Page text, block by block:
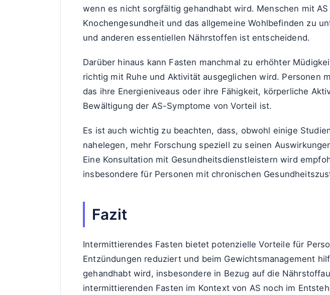
wenn es nicht sorgfältig gehandhabt wird. Menschen mit
Knochengesundheit und das allgemeine Wohlbefinden zu
und anderen essentiellen Nährstoffen ist entscheidend.
Darüber hinaus kann Fasten manchmal zu erhöhter
richtig mit Ruhe und Aktivität ausgeglichen wird. Personen
das ihre Energieniveaus oder ihre Fähigkeit, körperliche
Bewältigung der AS-Symptome von Vorteil ist.
Es ist auch wichtig zu beachten, dass, obwohl einige
nahelegen, mehr Forschung speziell zu seinen
Eine Konsultation mit Gesundheitsdienstleistern wird
insbesondere für Personen mit chronischen
Fazit
Intermittierendes Fasten bietet potenzielle Vorteile für
Entzündungen reduziert und beim Gewichtsmanagement
gehandhabt wird, insbesondere in Bezug auf die
intermittierenden Fasten im Kontext von AS noch im